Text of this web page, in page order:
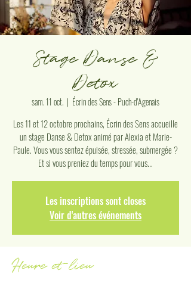
Stage Danse &
Detox
sam. 11 oct.
  |
Écrin des Sens - Puch-d'Agenais
Les 11 et 12 octobre prochains, Écrin des Sens accueille
un stage Danse & Detox animé par Alexia et Marie-
Paule. Vous vous sentez épuisée, stressée, submergée ?
Et si vous preniez du temps pour vous...
Les inscriptions sont closes
Voir d'autres événements
Heure et lieu